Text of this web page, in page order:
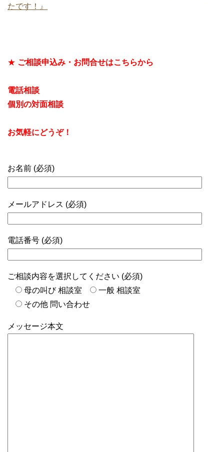
たです！』
★ ご相談申込み・お問合せはこちらから
電話相談
個別の対面相談
お気軽にどうぞ！
お名前 (必須)
メールアドレス (必須)
電話番号 (必須)
ご相談内容を選択してください (必須)
母の叫び 相談室
一般 相談室
その他 問い合わせ
メッセージ本文